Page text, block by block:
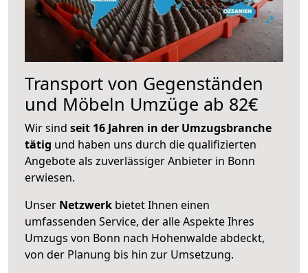
Transport von Gegenständen
und Möbeln Umzüge ab 82€
Wir sind seit 16 Jahren in der Umzugsbranche
tätig und haben uns durch die qualifizierten
Angebote als zuverlässiger Anbieter in Bonn
erwiesen.
Unser Netzwerk bietet Ihnen einen
umfassenden Service, der alle Aspekte Ihres
Umzugs von Bonn nach Hohenwalde abdeckt,
von der Planung bis hin zur Umsetzung.